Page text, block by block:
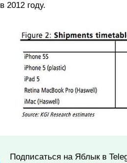
в 2012 году.
Подписаться на Яблык в